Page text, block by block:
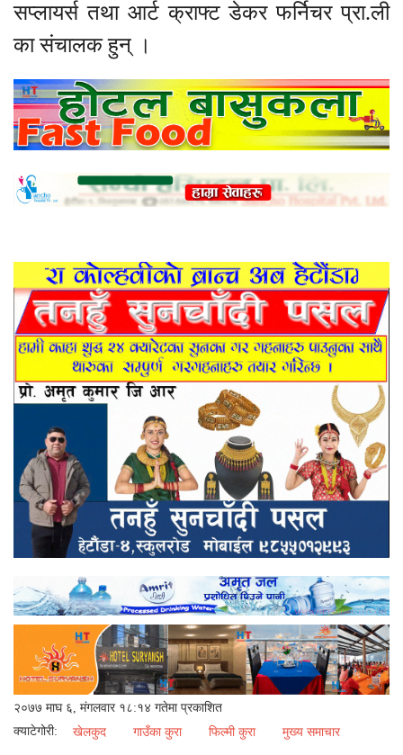
सप्लायर्स तथा आर्ट क्राफ्ट डेकर फर्निचर प्रा.ली
का संचालक हुन् ।
२०७७ माघ ६, मंगलवार १८:१४ गतेमा प्रकाशित
क्याटेगोरी:
खेलकुद गाउँका कुरा फिल्मी कुरा मुख्य समाचार